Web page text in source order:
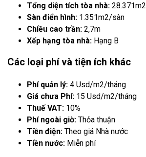
Tổng diện tích tòa nhà: 28.371m2
Sàn điển hình: 1.351m2/sàn
Chiều cao trần: 2,7m
Xếp hạng tòa nhà: Hạng B
Các loại phí và tiện ích khác
Phí quản lý: 4 Usd/m2/tháng
Giá chưa Phí: 15 Usd/m2/tháng
Thuế VAT: 10%
Phí ngoài giờ: Thỏa thuận
Tiền điện: Theo giá Nhà nước
Tiền nước: Miễn phí